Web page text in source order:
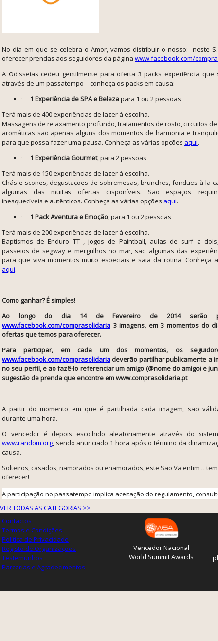
No dia em que se celebra o Amor, vamos distribuir o nosso: neste
oferecer prendas aos seguidores da página www.facebook.com/
A Odisseias cedeu gentilmente para oferta 3 packs experiência que
através de um passatempo – conheça os packs em causa:
· 1 Experiência de SPA e Belezapara 1 ou 2 pessoas
Terá mais de 400 experiências de lazer à escolha.
Massagens de relaxamento profundo, tratamentos de rosto, circuitos
aromáticas são apenas alguns dos momentos de harmonia e
para que possa fazer uma pausa. Conheça as várias opções aqui.
· 1 Experiência Gourmet, para 2 pessoas
Terá mais de 150 experiências de lazer à escolha.
Chás e scones, degustações de sobremesas, brunches, fondues à la
algumas das muitas ofertas disponíveis. São espaços
inesquecíveis e autênticos. Conheça as várias opções aqui.
· 1 Pack Aventura e Emoção, para 1 ou 2 pessoas
Terá mais de 200 experiências de lazer à escolha.
Baptismos de Enduro TT , jogos de Paintball, aulas de surf a
passeios de segway e mergulhos no mar, são algumas das
para que viva momentos muito especiais e saia da rotina. Conheça
aqui.
Como ganhar? É simples!
Ao longo do dia 14 de Fevereiro de 2014 serão
www.facebook.com/comprasolidaria 3 imagens, em 3 momentos do
ofertas que temos para oferecer.
Para participar, em cada um dos momentos, os
www.facebook.com/comprasolidaria deverão partilhar publicamente a
no seu perfil, e ao fazê-lo referenciar um amigo (@nome do amigo) e
sugestão de prenda que encontre em www.comprasolidaria.pt
A partir do momento em que é partilhada cada imagem, são
durante uma hora.
O vencedor é depois escolhido aleatoriamente através do
www.random.org, sendo anunciado 1 hora após o término da
causa.
Solteiros, casados, namorados ou enamorados, este São Valentim…
oferecer!
A participação no passatempo implica aceitação do regulamento,
VER TODAS AS CATEGORIAS >>
Contactos
Termos e Condições
Política de Privacidade
Registo de Organizações
Testemunhos
Parcerias e Agradecimentos
Vencedor Nacional
World Summit Awards